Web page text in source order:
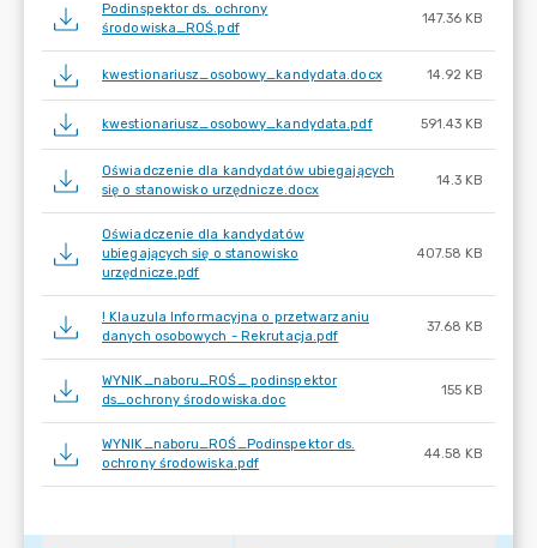
Podinspektor ds. ochrony
środowiska_ROŚ.pdf
147.36 KB
kwestionariusz_osobowy_kandydata.docx 14.92 KB
kwestionariusz_osobowy_kandydata.pdf 591.43 KB
Oświadczenie dla kandydatów ubiegających
się o stanowisko urzędnicze.docx
14.3 KB
Oświadczenie dla kandydatów
ubiegających się o stanowisko
urzędnicze.pdf
407.58 KB
! Klauzula Informacyjna o przetwarzaniu
danych osobowych - Rekrutacja.pdf
37.68 KB
WYNIK_naboru_ROŚ_ podinspektor
ds_ochrony środowiska.doc
155 KB
WYNIK_naboru_ROŚ_Podinspektor ds.
ochrony środowiska.pdf
44.58 KB